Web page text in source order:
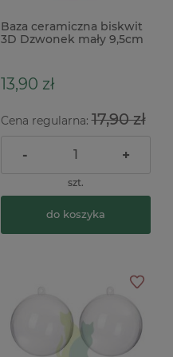
Baza ceramiczna biskwit
3D Dzwonek mały 9,5cm
13,90 zł
Cena regularna:17,90 zł
- +
szt.
do koszyka